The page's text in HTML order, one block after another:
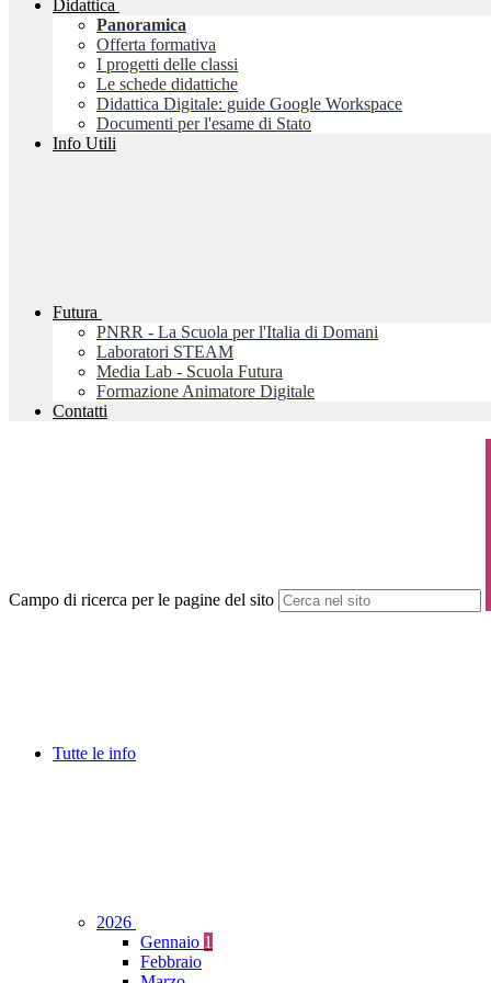
Didattica
Panoramica
Offerta formativa
I progetti delle classi
Le schede didattiche
Didattica Digitale: guide Google Workspace
Documenti per l'esame di Stato
Info Utili
Futura
PNRR - La Scuola per l'Italia di Domani
Laboratori STEAM
Media Lab - Scuola Futura
Formazione Animatore Digitale
Contatti
Campo di ricerca per le pagine del sito
Tutte le info
2026
Gennaio 1
Febbraio